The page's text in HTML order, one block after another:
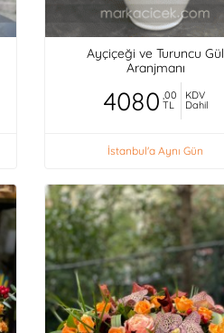
Ayçiçeği ve Turuncu Gül
Aranjmanı
4080 ,00
TL
KDV
Dahil
İstanbul'a Aynı Gün